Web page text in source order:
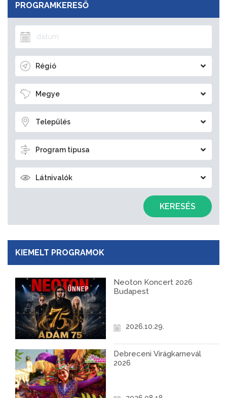
PROGRAMKERESŐ
Régió
Megye
Település
Program típusa
Látnivalók
KERESÉS
KIEMELT PROGRAMOK
Neoton Koncert 2026
Budapest
2026.10.29.
Debreceni Virágkarnevál
2026